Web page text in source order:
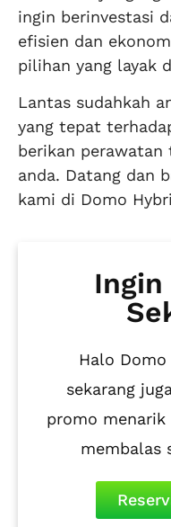
ingin berinvestasi
efisien dan
pilihan yang layak
Lantas sudahkah
yang tepat
berikan
anda. Datang dan
kami di Domo
Ingin
Halo Domo
sekarang
promo menarik
membalas